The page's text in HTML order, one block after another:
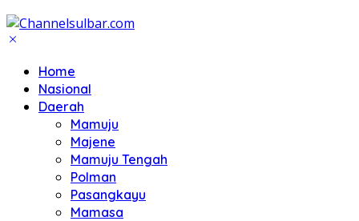
Home
Nasional
Daerah
Mamuju
Majene
Mamuju Tengah
Polman
Pasangkayu
Mamasa